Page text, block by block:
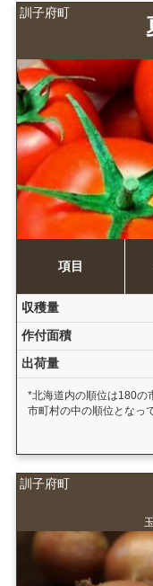
訓子府町
項目
収穫量
作付面積
出荷量
*北海道内の順位は180の
市町村の中の順位となっ
訓子府町